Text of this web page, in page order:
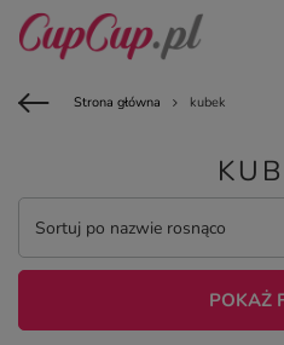
Strona główna kubek
Sortuj po nazwie rosnąco
POKAŻ